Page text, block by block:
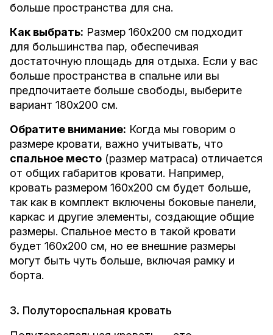
больше пространства для сна.
Как выбрать: Размер 160x200 см подходит
для большинства пар, обеспечивая
достаточную площадь для отдыха. Если у вас
больше пространства в спальне или вы
предпочитаете больше свободы, выберите
вариант 180x200 см.
Обратите внимание: Когда мы говорим о
размере кровати, важно учитывать, что
спальное место (размер матраса) отличается
от общих габаритов кровати. Например,
кровать размером 160x200 см будет больше,
так как в комплект включены боковые панели,
каркас и другие элементы, создающие общие
размеры. Спальное место в такой кровати
будет 160x200 см, но ее внешние размеры
могут быть чуть больше, включая рамку и
борта.
3. Полутороспальная кровать